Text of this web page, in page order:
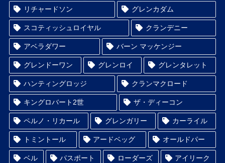
リチャードソン グレンカダム
スコティッシュロイヤル クランデニー
アベラダワー バーン マッケンジー
グレンドーワン グレンロイ グレンタレット
ハンティングロッジ クランマクロード
キングロバート2世 ザ・ディーコン
ペルノ・リカール グレンガリー カーライル
トミントール アードベッグ オールドパー
ベル パスポート ローダーズ アイリーク